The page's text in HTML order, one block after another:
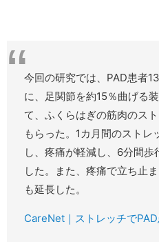
今回の研究では、PAD患者
に、足関節を約15％曲げる
て、ふくらはぎの筋肉のス
もらった。1カ月間のスト
し、疼痛が軽減し、6分間
した。また、疼痛で立ち止
も延長した。
CareNet｜ストレッチで